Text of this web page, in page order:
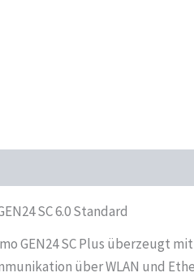
SC 6.0 Standard
GEN24 SC Plus überzeugt
über WLAN und